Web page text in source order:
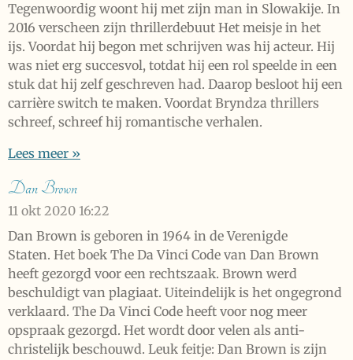
Tegenwoordig woont hij met zijn man in Slowakije. In
2016 verscheen zijn thrillerdebuut Het meisje in het
ijs. Voordat hij begon met schrijven was hij acteur. Hij
was niet erg succesvol, totdat hij een rol speelde in een
stuk dat hij zelf geschreven had. Daarop besloot hij een
carrière switch te maken. Voordat Bryndza thrillers
schreef, schreef hij romantische verhalen.
Lees meer »
Dan Brown
11 okt 2020 16:22
Dan Brown is geboren in 1964 in de Verenigde
Staten. Het boek The Da Vinci Code van Dan Brown
heeft gezorgd voor een rechtszaak. Brown werd
beschuldigt van plagiaat. Uiteindelijk is het ongegrond
verklaard. The Da Vinci Code heeft voor nog meer
opspraak gezorgd. Het wordt door velen als anti-
christelijk beschouwd. Leuk feitje: Dan Brown is zijn